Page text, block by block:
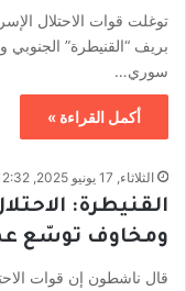
توغلت قوات الاحتلال
بريف “القنيطرة”
سوري…
أكمل القراءة »
الثلاثاء, 17 يونيو 2025, 12:32 م
القنيطرة:
ومخاوف توسّع
قال ناشطون إن قوات